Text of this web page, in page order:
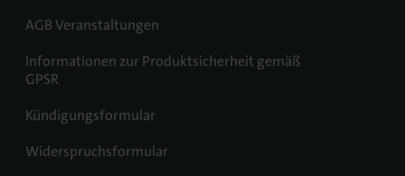
AGB Veranstaltungen
Informationen zur Produktsicherheit gemäß
GPSR
Kündigungsformular
Widerspruchsformular